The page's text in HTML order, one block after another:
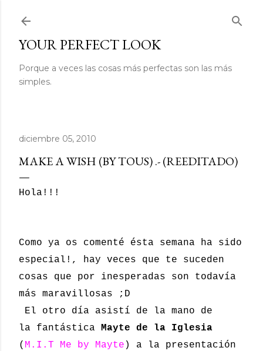
YOUR PERFECT LOOK
Porque a veces las cosas más perfectas son las más
simples.
diciembre 05, 2010
MAKE A WISH (BY TOUS) .- (REEDITADO)
Hola!!!
Como ya os comenté ésta semana ha sido
especial!, hay veces que te suceden
cosas que por inesperadas son todavía
más maravillosas ;D
El otro día asistí de la mano de
la fantástica Mayte de la Iglesia
( M.I.T Me by Mayte ) a la presentación